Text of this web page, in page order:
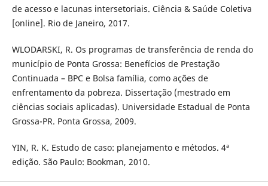
de acesso e lacunas intersetoriais. Ciência & Saúde Coletiva
[online]. Rio de Janeiro, 2017.
WLODARSKI, R. Os programas de transferência de renda do
município de Ponta Grossa: Benefícios de Prestação
Continuada – BPC e Bolsa família, como ações de
enfrentamento da pobreza. Dissertação (mestrado em
ciências sociais aplicadas). Universidade Estadual de Ponta
Grossa-PR. Ponta Grossa, 2009.
YIN, R. K. Estudo de caso: planejamento e métodos. 4ª
edição. São Paulo: Bookman, 2010.